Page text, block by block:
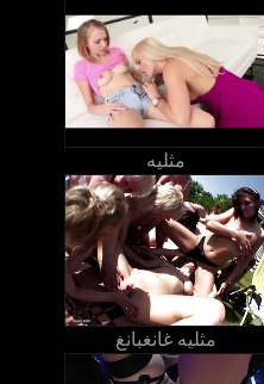
مثليه
مثليه غانغبانغ